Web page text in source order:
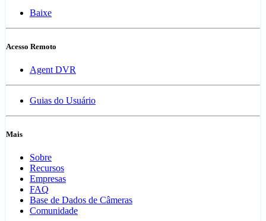
Baixe
Acesso Remoto
Agent DVR
Guias do Usuário
Mais
Sobre
Recursos
Empresas
FAQ
Base de Dados de Câmeras
Comunidade